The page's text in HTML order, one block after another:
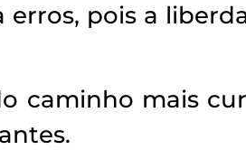
pois a
caminho mais